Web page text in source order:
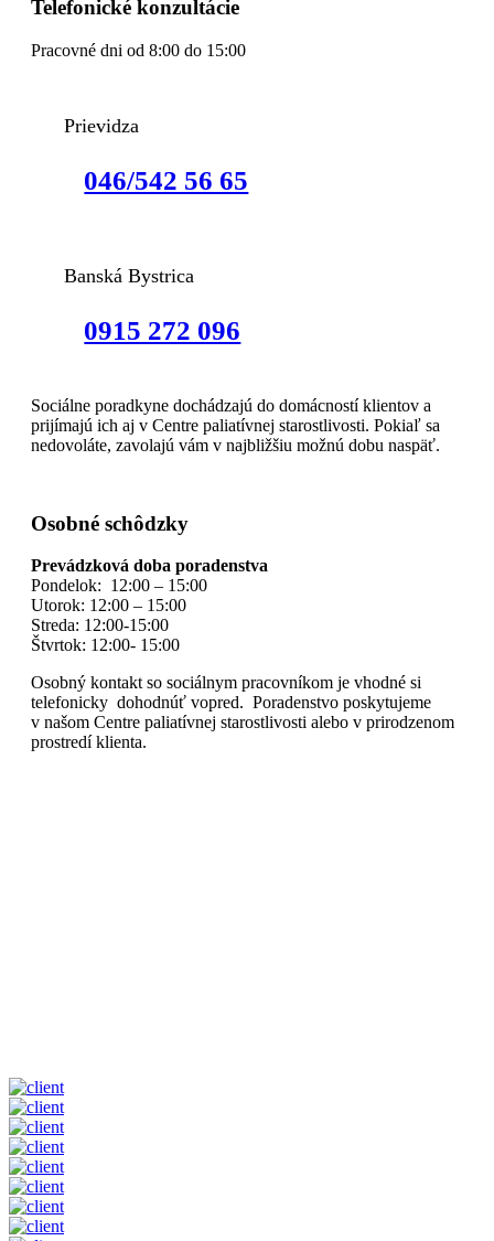
Telefonické konzultácie
Pracovné dni od 8:00 do 15:00
Prievidza
046/542 56 65
Banská Bystrica
0915 272 096
Sociálne poradkyne dochádzajú do domácností klientov a
prijímajú ich aj v Centre paliatívnej starostlivosti. Pokiaľ sa
nedovoláte, zavolajú vám v najbližšiu možnú dobu naspäť.
Osobné schôdzky
Prevádzková doba poradenstva
Pondelok: 12:00 – 15:00
Utorok: 12:00 – 15:00
Streda: 12:00-15:00
Štvrtok: 12:00- 15:00
Osobný kontakt so sociálnym pracovníkom je vhodné si
telefonicky dohodnúť vopred. Poradenstvo poskytujeme
v našom Centre paliatívnej starostlivosti alebo v prirodzenom
prostredí klienta.